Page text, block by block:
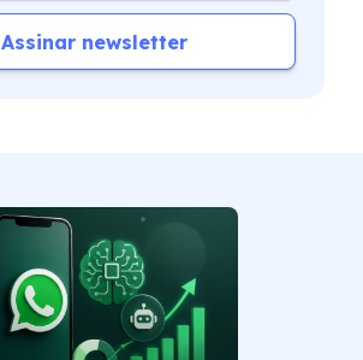
Assinar newsletter